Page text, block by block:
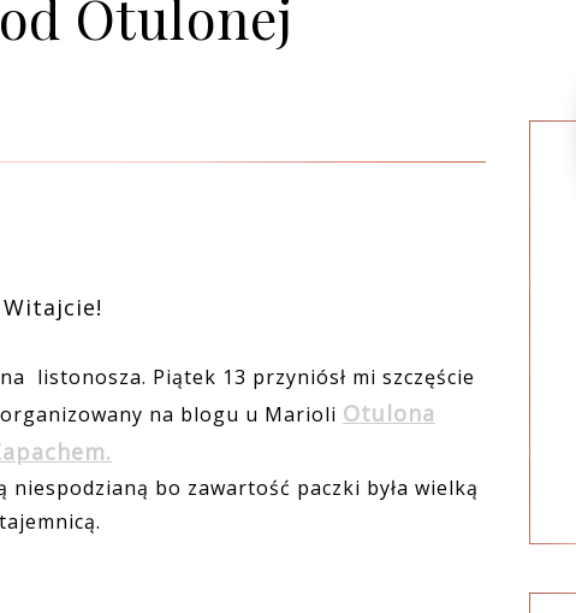
Otulonej
Witajcie!
listonosza. Piątek 13 przyniósł mi szczęście
na blogu u Marioli Otulona
niespodzianą bo zawartość paczki była wielką